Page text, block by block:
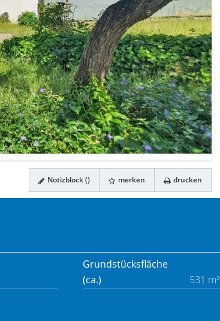
Notizblock () merken drucken
Grundstücksfläche
(ca.)
531 m²